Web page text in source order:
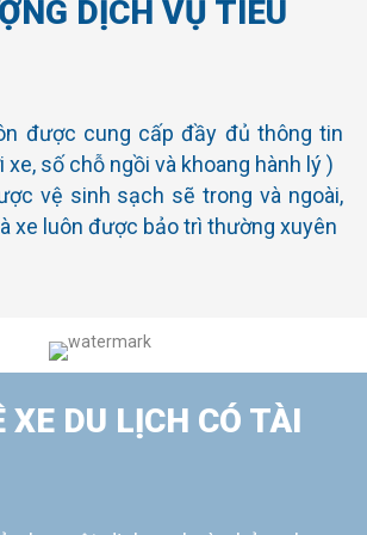
DỊCH VỤ TIÊU
được cung cấp đầy đủ thông tin
xe, số chỗ ngồi và khoang hành lý )
vệ sinh sạch sẽ trong và ngoài,
xe luôn được bảo trì thường xuyên
thay thế ngay lập tức ngay khi có
xe không hoạt động tốt như
dòng xe hiện đại với đầy đủ tiện
ngồi bật ngã êm, cửa tự động,
lý rộng rãi….
XE DU LỊCH CÓ TÀI